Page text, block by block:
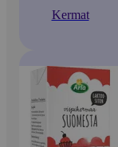
Kermat